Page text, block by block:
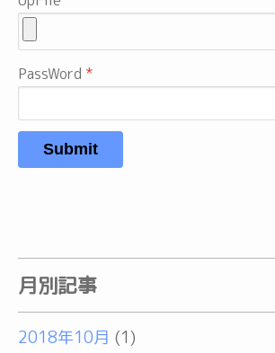
PassWord
Submit
月別記事
2018年10月 (1)